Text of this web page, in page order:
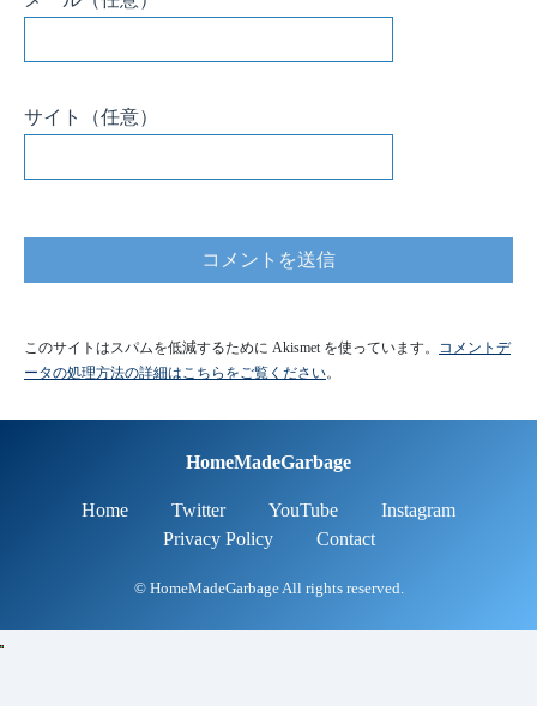
サイト （任意）
このサイトはスパムを低減するために Akismet を使っています。 コメントデ
ータの処理方法の詳細はこちらをご覧ください。
HomeMadeGarbage
Home Twitter YouTube
Instagram
Privacy Policy
Contact
© HomeMadeGarbage All rights reserved.